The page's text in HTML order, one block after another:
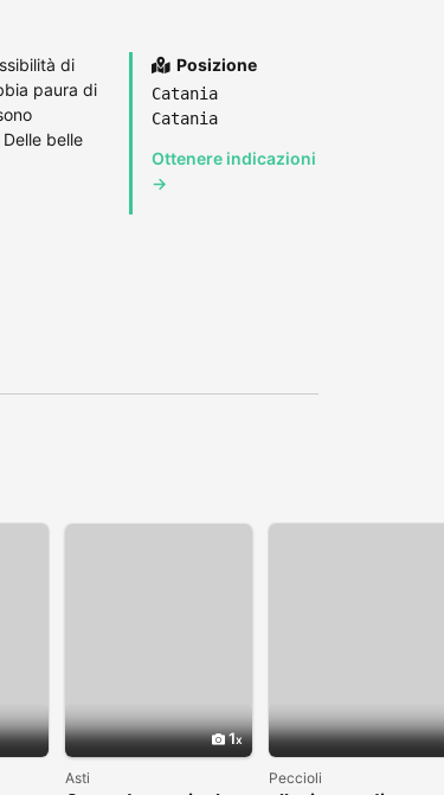
di
paura di
belle
Posizione
Catania
Catania
Ottenere indicazioni
→
1
Asti Peccioli